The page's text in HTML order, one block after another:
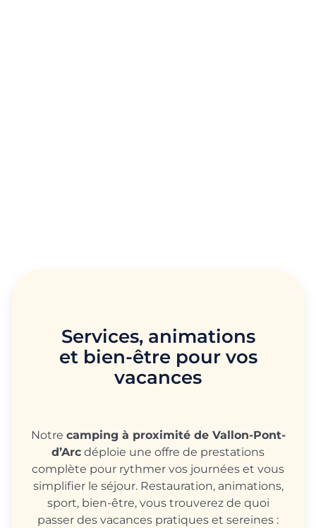
Services, animations
et bien-être pour vos
vacances
Notre camping à proximité de Vallon-Pont-
d’Arc déploie une offre de prestations
complète pour rythmer vos journées et vous
simplifier le séjour. Restauration, animations,
sport, bien-être, vous trouverez de quoi
passer des vacances pratiques et sereines :